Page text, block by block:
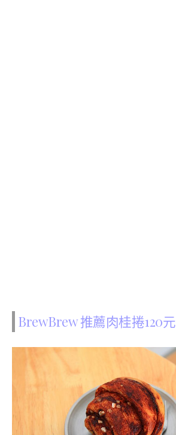
BrewBrew 推薦肉桂捲120元